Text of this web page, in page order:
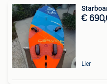
€
Lier